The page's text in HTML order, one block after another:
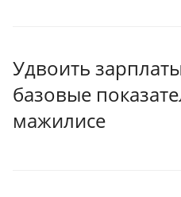
Удвоить
базовые
мажилисе